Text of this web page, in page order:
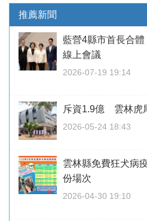
推薦新聞
藍營4縣市首長合
線上會議
2026-07-19 19:14
斥資1.9億 雲林虎
2026-05-24 18:43
雲林縣免費狂犬病
份場次
2026-04-30 19:10